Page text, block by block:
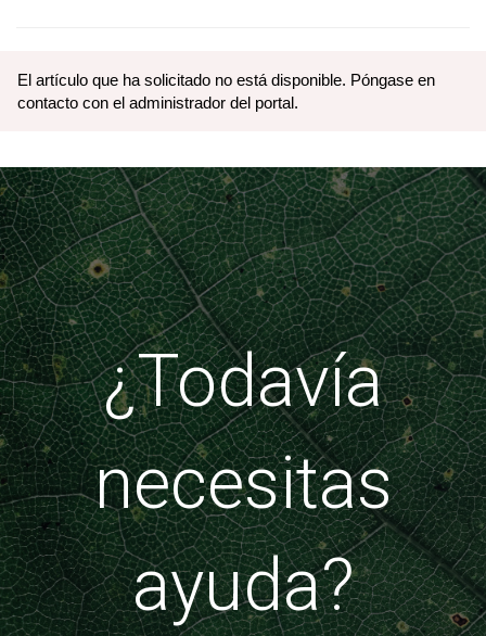
El artículo que ha solicitado no está disponible. Póngase en
contacto con el administrador del portal.
¿Todavía
necesitas
ayuda?